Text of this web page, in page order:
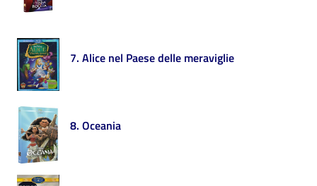
Patto
per
la
lettura
Seguici
7. Alice nel Paese delle meraviglie
8. Oceania